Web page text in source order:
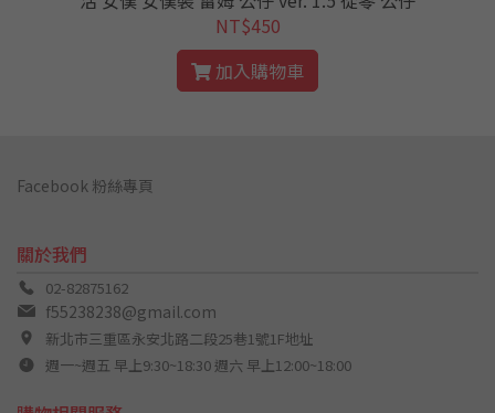
NT$450
加入購物車
關於我們
02-82875162
f55238238@gmail.com
新北市三重區永安北路二段25巷1號1F地址
週一~週五 早上9:30~18:30 週六 早上12:00~18:00
Facebook 粉絲專頁